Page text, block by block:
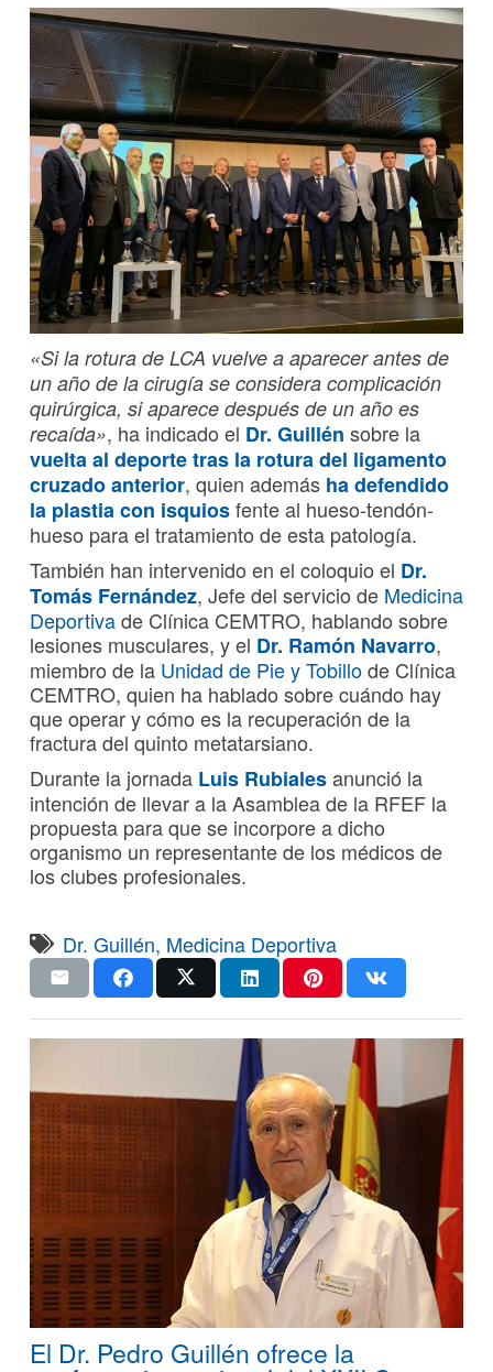
«Si la rotura de LCA vuelve a aparecer antes de
un año de la cirugía se considera complicación
quirúrgica, si aparece después de un año es
recaída», ha indicado el Dr. Guillén sobre la
vuelta al deporte tras la rotura del ligamento
cruzado anterior, quien además ha defendido
la plastia con isquiosfente al hueso-tendón-
hueso para el tratamiento de esta patología.
También han intervenido en el coloquio el Dr.
Tomás Fernández, Jefe del servicio de Medicina
Deportivade Clínica CEMTRO, hablando sobre
lesiones musculares, y el Dr. Ramón Navarro,
miembro de la Unidad de Pie y Tobillode Clínica
CEMTRO, quien ha hablado sobre cuándo hay
que operar y cómo es la recuperación de la
fractura del quinto metatarsiano.
Durante la jornada Luis Rubialesanunció la
intención de llevar a la Asamblea de la RFEF la
propuesta para que se incorpore a dicho
organismo un representante de los médicos de
los clubes profesionales.
Dr. Guillén, Medicina Deportiva
El Dr. Pedro Guillén ofrece la